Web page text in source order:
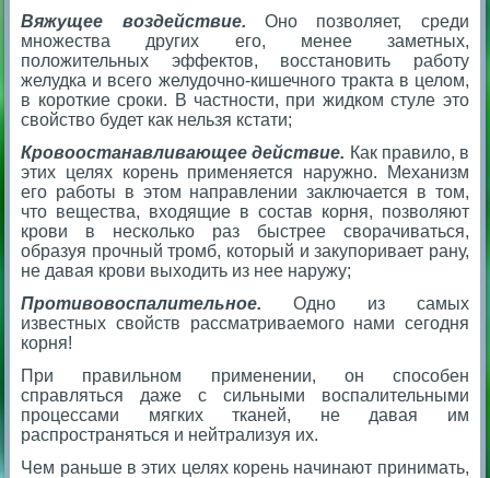
Вяжущее воздействие.
Оно позволяет, среди
множества других его, менее заметных,
положительных эффектов, восстановить работу
желудка и всего желудочно-кишечного тракта в целом,
в короткие сроки. В частности, при жидком стуле это
свойство будет как нельзя кстати;
Кровоостанавливающее действие. Как правило, в
этих целях корень применяется наружно. Механизм
его работы в этом направлении заключается в том,
что вещества, входящие в состав корня, позволяют
крови в несколько раз быстрее сворачиваться,
образуя прочный тромб, который и закупоривает рану,
не давая крови выходить из нее наружу;
Противовоспалительное.
Одно из самых
известных свойств рассматриваемого нами сегодня
корня!
При правильном применении, он способен
справляться даже с сильными воспалительными
процессами мягких тканей, не давая им
распространяться и нейтрализуя их.
Чем раньше в этих целях корень начинают принимать,